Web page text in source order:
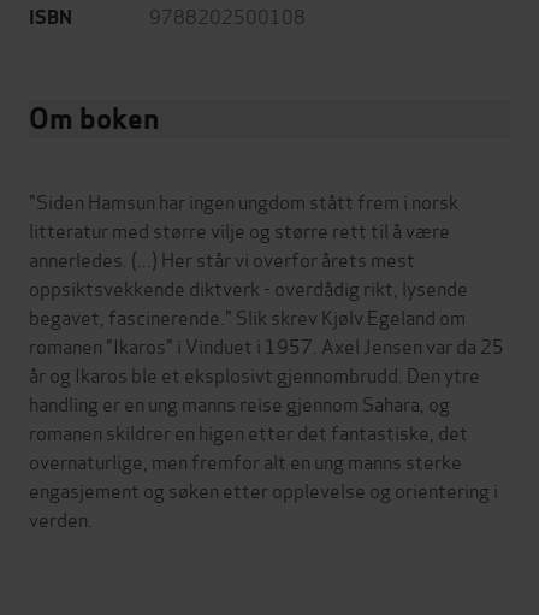
ISBN 9788202500108
Om boken
"Siden Hamsun har ingen ungdom stått frem i norsk
litteratur med større vilje og større rett til å være
annerledes. (...) Her står vi overfor årets mest
oppsiktsvekkende diktverk - overdådig rikt, lysende
begavet, fascinerende." Slik skrev Kjølv Egeland om
romanen "Ikaros" i Vinduet i 1957. Axel Jensen var da 25
år og Ikaros ble et eksplosivt gjennombrudd. Den ytre
handling er en ung manns reise gjennom Sahara, og
romanen skildrer en higen etter det fantastiske, det
overnaturlige, men fremfor alt en ung manns sterke
engasjement og søken etter opplevelse og orientering i
verden.